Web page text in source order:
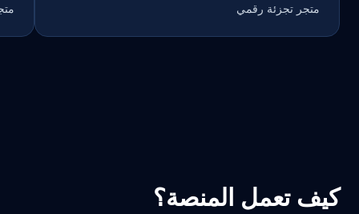
متجر تجزئة رقمي
كيف تعمل المنصة؟